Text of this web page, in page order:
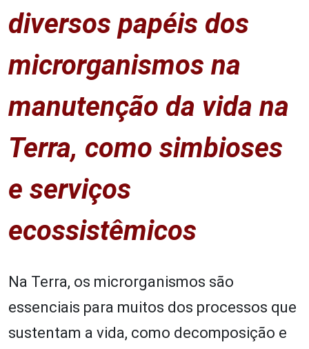
diversos papéis dos
microrganismos na
manutenção da vida na
Terra, como simbioses
e serviços
ecossistêmicos
Na Terra, os microrganismos são
essenciais para muitos dos processos que
sustentam a vida, como decomposição e